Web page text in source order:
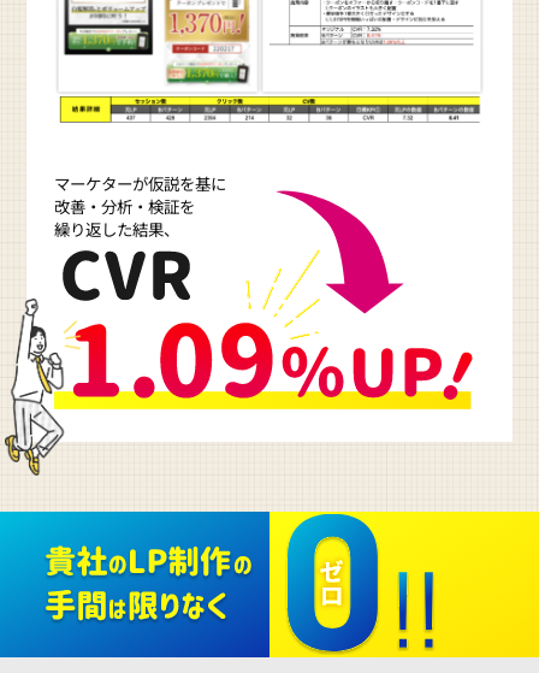
マーケターが仮説を基に
改善・分析・検証を
繰り返した結果、